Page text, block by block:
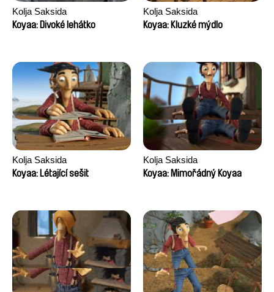
Kolja Saksida
Koyaa: Divoké lehátko
Kolja Saksida
Koyaa: Kluzké mýdlo
Kolja Saksida
Koyaa: Létající sešit
Kolja Saksida
Koyaa: Mimořádný Koyaa